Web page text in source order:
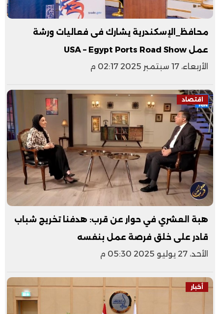
محافظ_الإسكندرية يشارك فى فعاليات ورشة
عمل USA – Egypt Ports Road Show
الأربعاء، 17 سبتمبر 2025 02:17 م
اقتصاد
هبة العشري في حوار عن قرب: هدفنا تخريج شباب
قادر على خلق فرصة عمل بنفسه
الأحد، 27 يوليو 2025 05:30 م
أخبار